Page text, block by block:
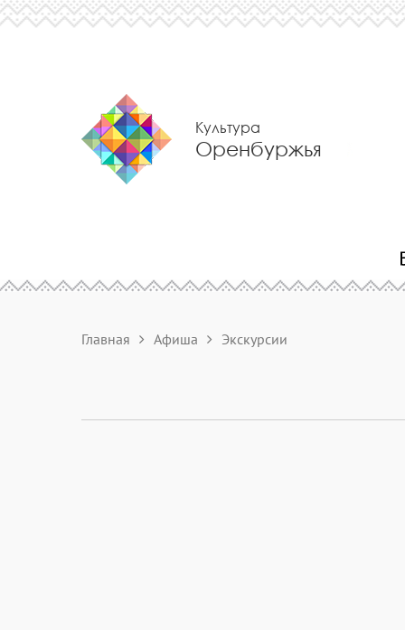
Культура
Оренбуржья
Главная Афиша Экскурсии